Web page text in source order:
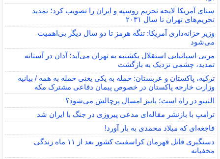
سنای آمریکا لایحه تحریم روسیه و ایران را تصویب کرد؛ تمدید
تحریم‌های تهران تا سال ۲۰۳۱
وزیر خزانه‌داری آمریکا: تنگه هرمز تا دو سال دیگر بی‌اهمیت
می‌شود
مربی اسپانیایی استقلال یکشنبه به تهران می‌آید؛ آدان در آستانه
تمدید، چشمی نزدیک به بازگشت
ترکیه، پاکستان و عربستان: حمله به یکی یعنی حمله به همه / بیانیه
وزارت خارجه پاکستان در خصوص پیمان دفاعی مشترک مکه
النینو در راه است؛ پاییز امسال پرچالش می‌شود؟
ترامپ با بازنشر مقاله‌ای مدعی پیروزی در جنگ با ایران شد
فاجعه‌ای که میلاد محمدی به بار آورد!
دستگیری قاتل قهرمان کراسفیت کشور بعد از ۱۱ ماه زندگی
مخفیانه